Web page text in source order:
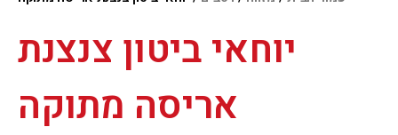
יוחאי ביטון צנצנת
אריסה מתוקה